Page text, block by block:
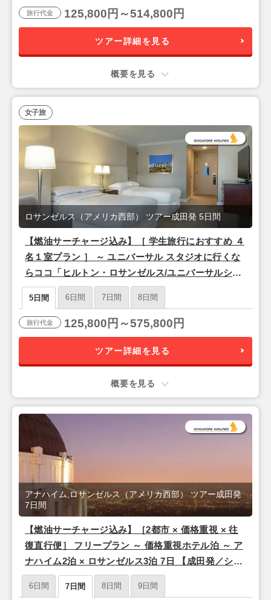
旅行代金 125,800円～514,800円
ツアー詳細を見る
概要を見る
【燃油サーチャージ込み】［ 学生旅行におすすめ ４
名１室プラン ］ ～ ユニバーサル スタジオに行くな
らココ「ヒルトン・ロサンゼルス/ユニバーサルシテ
ィ」泊 ～ ロサンゼルス フリープラン 3泊5日間 【成
田発／シンガポール航空利用】
ロサンゼルス（アメリカ西部） ツアー成田発 5日間
女子旅
5日間 6日間 7日間 8日間
旅行代金 125,800円～575,800円
ツアー詳細を見る
概要を見る
【燃油サーチャージ込み】［2都市 × 価格重視 × 往
復直行便］ フリープラン ～ 価格重視ホテル泊 ～ ア
ナハイム2泊 × ロサンゼルス3泊 7日 【成田発／シン
ガポール航空利用】
アナハイム,ロサンゼルス（アメリカ西部） ツアー成田発
7日間
6日間 7日間 8日間 9日間